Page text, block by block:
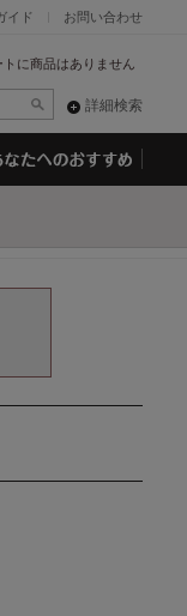
お問い合わせ
イド
に商品はありません
詳細検索